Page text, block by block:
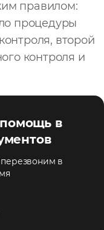
правилом:
процедуры
второй
контроля и
в
в